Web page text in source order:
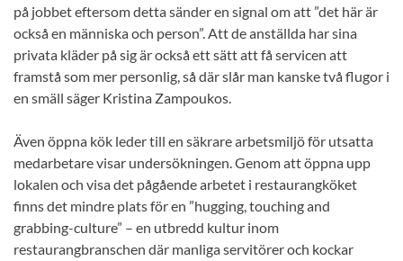
på jobbet eftersom detta sänder en signal om att ”det här är
också en människa och person”. Att de anställda har sina
privata kläder på sig är också ett sätt att få servicen att
framstå som mer personlig, så där slår man kanske två flugor i
en smäll säger Kristina Zampoukos.
Även öppna kök leder till en säkrare arbetsmiljö för utsatta
medarbetare visar undersökningen. Genom att öppna upp
lokalen och visa det pågående arbetet i restaurangköket
finns det mindre plats för en ”hugging, touching and
grabbing-culture” – en utbredd kultur inom
restaurangbranschen där manliga servitörer och kockar